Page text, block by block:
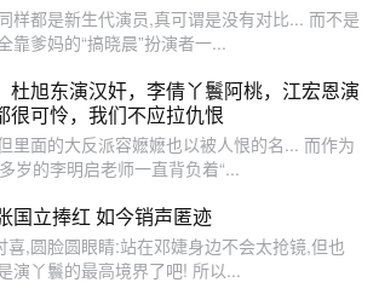
样都是新生代演员,真可谓是没有对比... 而不是
靠爹妈的“搞晓晨”扮演者一...
杜旭东演汉奸，李倩丫鬟阿桃，江宏恩演
很可怜，我们不应拉仇恨
里面的大反派容嬷嬷也以被人恨的名... 而作为
岁的李明启老师一直背负着“...
国立捧红 如今销声匿迹
喜,圆脸圆眼睛:站在邓婕身边不会太抢镜,但也
演丫鬟的最高境界了吧! 所以...